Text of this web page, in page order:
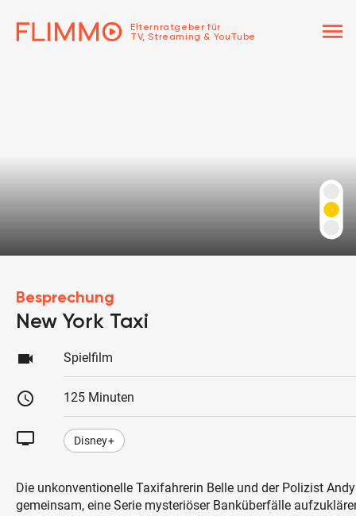
Elternratgeber für
TV, Streaming & YouTube
menu
Besprechung
New York Taxi
videocam Spielfilm
schedule 125 Minuten
tv Disney+
Die unkonventionelle Taxifahrerin Belle und der Polizist
gemeinsam, eine Serie mysteriöser Banküberfälle